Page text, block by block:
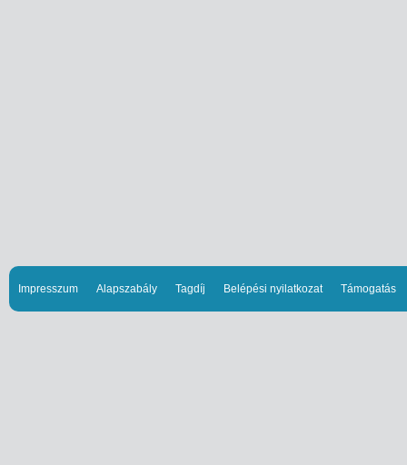
Impresszum Alapszabály Tagdíj Belépési nyilatkozat Támogatás